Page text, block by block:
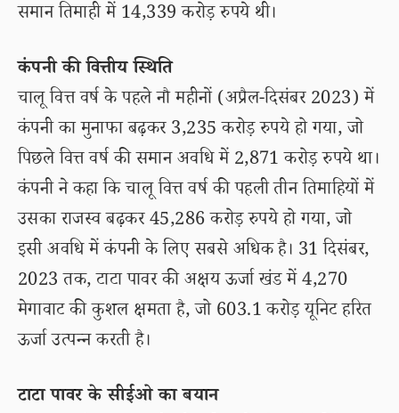
समान तिमाही में 14,339 करोड़ रुपये थी।
कंपनी की वित्तीय स्थिति
चालू वित्त वर्ष के पहले नौ महीनों (अप्रैल-दिसंबर 2023) में
कंपनी का मुनाफा बढ़कर 3,235 करोड़ रुपये हो गया, जो
पिछले वित्त वर्ष की समान अवधि में 2,871 करोड़ रुपये था।
कंपनी ने कहा कि चालू वित्त वर्ष की पहली तीन तिमाहियों में
उसका राजस्व बढ़कर 45,286 करोड़ रुपये हो गया, जो
इसी अवधि में कंपनी के लिए सबसे अधिक है। 31 दिसंबर,
2023 तक, टाटा पावर की अक्षय ऊर्जा खंड में 4,270
मेगावाट की कुशल क्षमता है, जो 603.1 करोड़ यूनिट हरित
ऊर्जा उत्पन्न करती है।
टाटा पावर के सीईओ का बयान